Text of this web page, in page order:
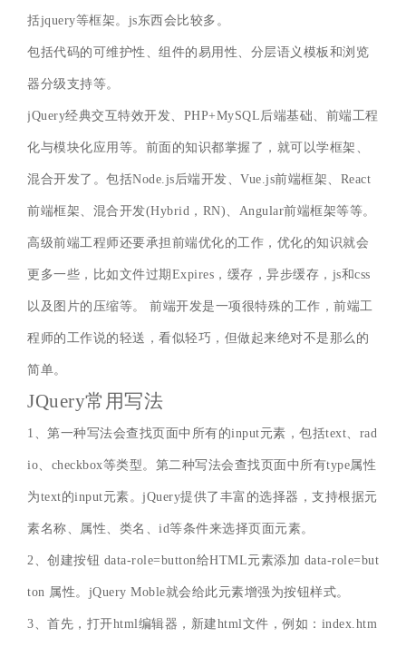
括jquery等框架。js东西会比较多。
包括代码的可维护性、组件的易用性、分层语义模板和浏览
器分级支持等。
jQuery经典交互特效开发、PHP+MySQL后端基础、前端工程
化与模块化应用等。前面的知识都掌握了，就可以学框架、
混合开发了。包括Node.js后端开发、Vue.js前端框架、React
前端框架、混合开发(Hybrid，RN)、Angular前端框架等等。
高级前端工程师还要承担前端优化的工作，优化的知识就会
更多一些，比如文件过期Expires，缓存，异步缓存，js和css
以及图片的压缩等。 前端开发是一项很特殊的工作，前端工
程师的工作说的轻送，看似轻巧，但做起来绝对不是那么的
简单。
JQuery常用写法
1、第一种写法会查找页面中所有的input元素，包括text、rad
io、checkbox等类型。第二种写法会查找页面中所有type属性
为text的input元素。jQuery提供了丰富的选择器，支持根据元
素名称、属性、类名、id等条件来选择页面元素。
2、创建按钮 data-role=button给HTML元素添加 data-role=but
ton 属性。jQuery Moble就会给此元素增强为按钮样式。
3、首先，打开html编辑器，新建html文件，例如：index.htm